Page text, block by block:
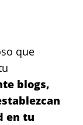
que
blogs,
en tu